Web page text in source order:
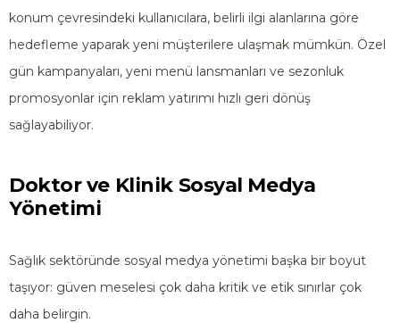
konum çevresindeki kullanıcılara, belirli ilgi alanlarına göre
hedefleme yaparak yeni müşterilere ulaşmak mümkün. Özel
gün kampanyaları, yeni menü lansmanları ve sezonluk
promosyonlar için reklam yatırımı hızlı geri dönüş
sağlayabiliyor.
Doktor ve Klinik Sosyal Medya
Yönetimi
Sağlık sektöründe sosyal medya yönetimi başka bir boyut
taşıyor: güven meselesi çok daha kritik ve etik sınırlar çok
daha belirgin.